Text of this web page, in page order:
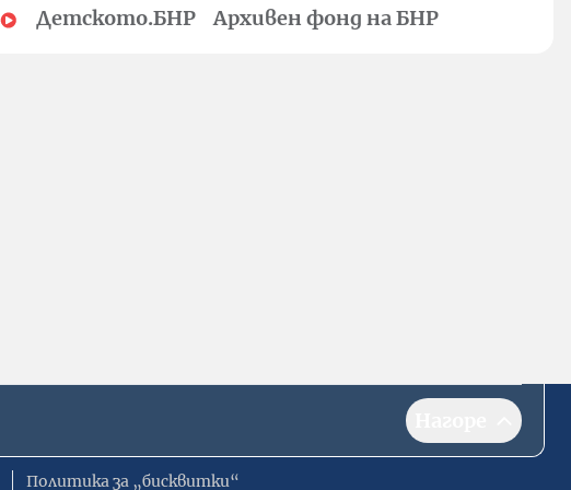
Детското.БНР Архивен фонд на БНР
Политика за „бисквитки“